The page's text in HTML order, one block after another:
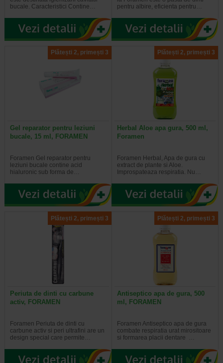
bucale. Caracteristici Contine…
pentru albire, eficienta pentru…
Plătești 2, primești 3
Gel reparator pentru leziuni
bucale, 15 ml, FORAMEN
Foramen Gel reparator pentru
leziuni bucale contine acid
hialuronic sub forma de…
Plătești 2, primești 3
Herbal Aloe apa gura, 500 ml,
Foramen
Foramen Herbal, Apa de gura cu
extract de plante si Aloe.
Improspateaza respiratia. Nu…
Plătești 2, primești 3
Periuta de dinti cu carbune
activ, FORAMEN
Foramen Periuta de dinti cu
carbune activ si peri ultrafini are un
design special care permite…
Plătești 2, primești 3
Antiseptico apa de gura, 500
ml, FORAMEN
Foramen Antiseptico apa de gura
combate respiratia urat mirositoare
si formarea placii dentare …